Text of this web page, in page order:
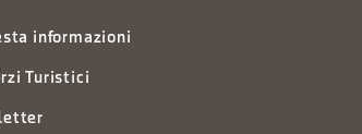
informazioni
Turistici